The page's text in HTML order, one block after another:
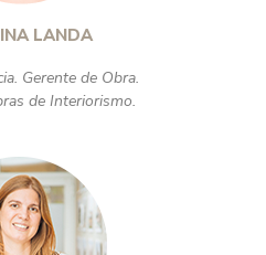
LANDA
Gerente de Obra.
de Interiorismo.